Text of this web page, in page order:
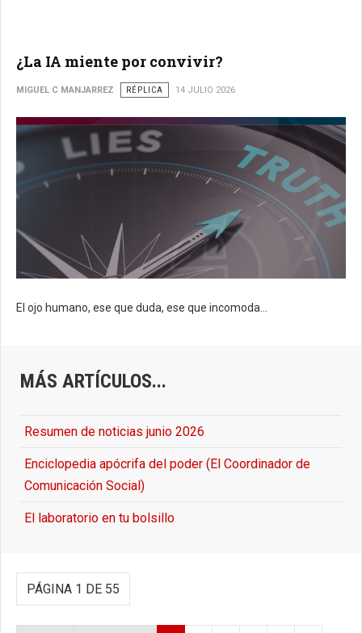
¿La IA miente por convivir?
MIGUEL C MANJARREZ RÉPLICA 14 JULIO 2026
El ojo humano, ese que duda, ese que incomoda...
MÁS ARTÍCULOS...
Resumen de noticias junio 2026
Enciclopedia apócrifa del poder (El Coordinador de
Comunicación Social)
El laboratorio en tu bolsillo
PÁGINA 1 DE 55